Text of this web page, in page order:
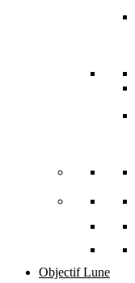
Objectif Lune